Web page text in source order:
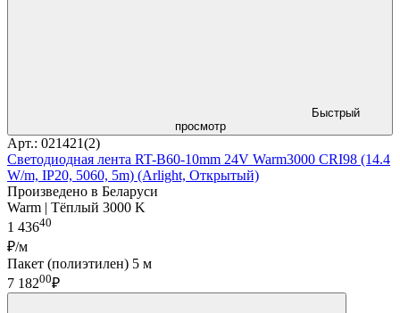
Быстрый
просмотр
Арт.: 021421(2)
Светодиодная лента RT-B60-10mm 24V Warm3000 CRI98 (14.4
W/m, IP20, 5060, 5m) (Arlight, Открытый)
Произведено в Беларуси
Warm | Тёплый 3000 K
1 43640
₽/м
Пакет (полиэтилен) 5 м
7 18200₽